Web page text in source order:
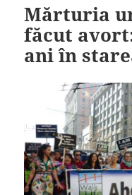
Mărturia
făcut
ani în